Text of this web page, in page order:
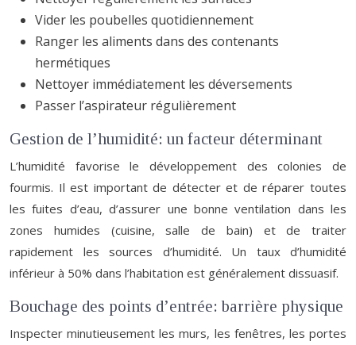
Vider les poubelles quotidiennement
Ranger les aliments dans des contenants
hermétiques
Nettoyer immédiatement les déversements
Passer l’aspirateur régulièrement
Gestion de l’humidité: un facteur déterminant
L’humidité favorise le développement des colonies de
fourmis. Il est important de détecter et de réparer toutes
les fuites d’eau, d’assurer une bonne ventilation dans les
zones humides (cuisine, salle de bain) et de traiter
rapidement les sources d’humidité. Un taux d’humidité
inférieur à 50% dans l’habitation est généralement dissuasif.
Bouchage des points d’entrée: barrière physique
Inspecter minutieusement les murs, les fenêtres, les portes